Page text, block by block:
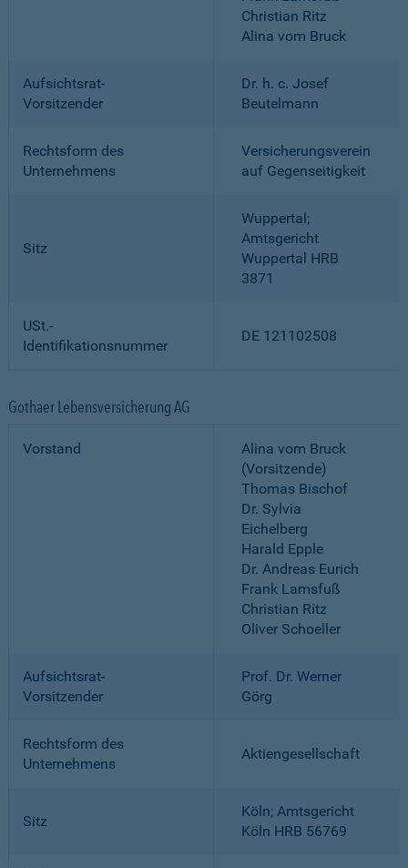
Christian Ritz
Alina vom Bruck
Aufsichtsrat-
Vorsitzender
Dr. h. c. Josef
Beutelmann
Rechtsform des
Unternehmens
Versicherungsverein
auf Gegenseitigkeit
Sitz
Wuppertal;
Amtsgericht
Wuppertal HRB
3871
USt.-
Identifikationsnummer
DE 121102508
Gothaer Lebensversicherung AG
Vorstand
Alina vom Bruck
(Vorsitzende)
Thomas Bischof
Dr. Sylvia
Eichelberg
Harald Epple
Dr. Andreas Eurich
Frank Lamsfuß
Christian Ritz
Oliver Schoeller
Aufsichtsrat-
Vorsitzender
Prof. Dr. Werner
Görg
Rechtsform des
Unternehmens
Aktiengesellschaft
Sitz
Köln; Amtsgericht
Köln HRB 56769